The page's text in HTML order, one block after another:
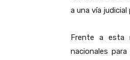
a una vía
Frente a esta
nacionales